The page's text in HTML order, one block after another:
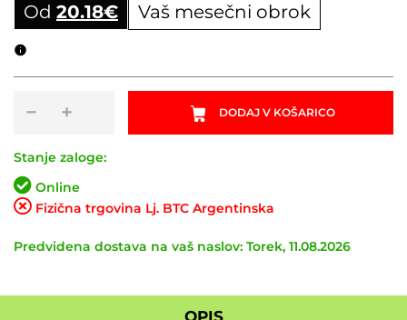
Od 20.18€ Vaš mesečni obrok
−
UEBLER
I21
Z60
s
količina
+ DODAJ V KOŠARICO
Stanje zaloge:
Online
Fizična trgovina Lj. BTC Argentinska
Predvidena dostava na vaš naslov: Torek, 11.08.2026